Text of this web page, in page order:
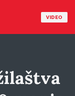
VIDEO